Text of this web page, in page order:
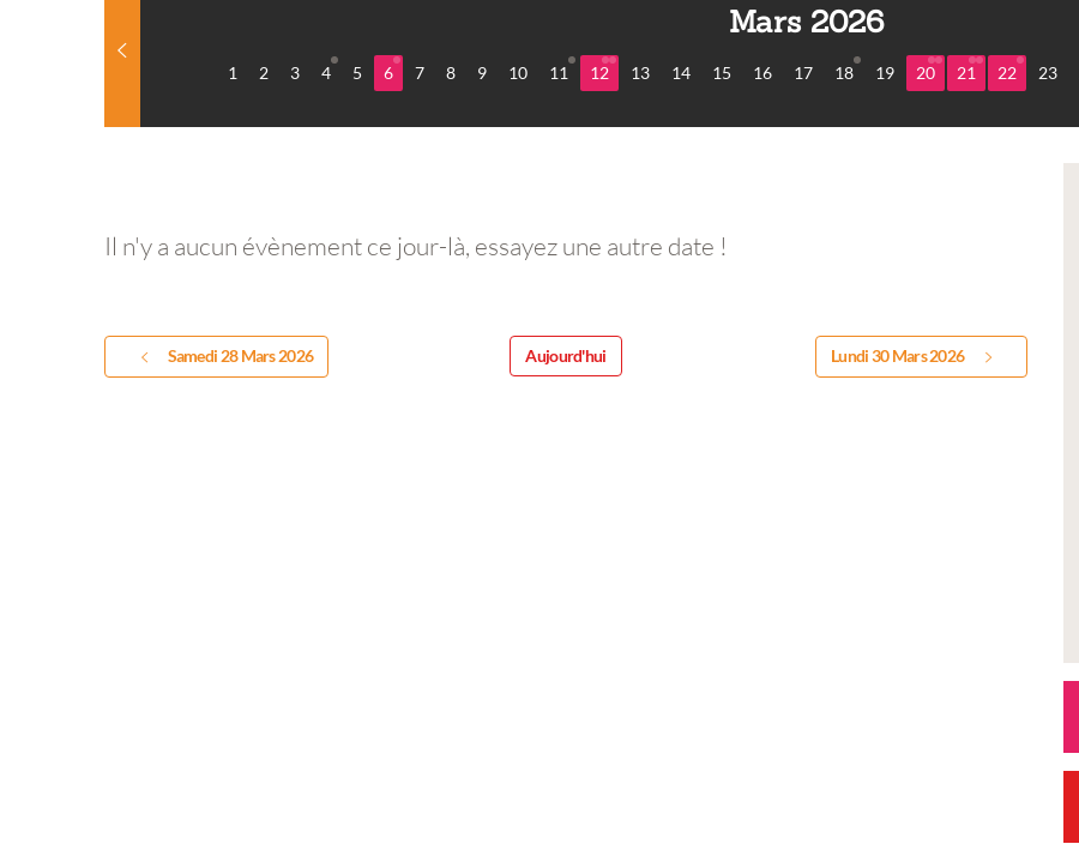
Mars 2026
1 2 3 4 5 6 7 8 9 10 11 12 13 14 15 16 17 18 19 20 21 22 23
Il n'y a aucun évènement ce jour-là, essayez une autre date !
Samedi 28 Mars 2026 Aujourd'hui Lundi 30 Mars 2026